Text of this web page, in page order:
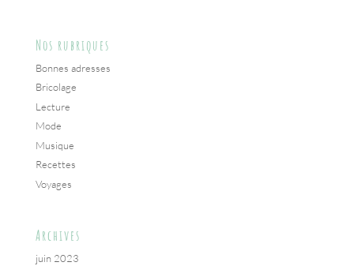
Nos rubriques
Bonnes adresses
Bricolage
Lecture
Mode
Musique
Recettes
Voyages
Archives
juin 2023